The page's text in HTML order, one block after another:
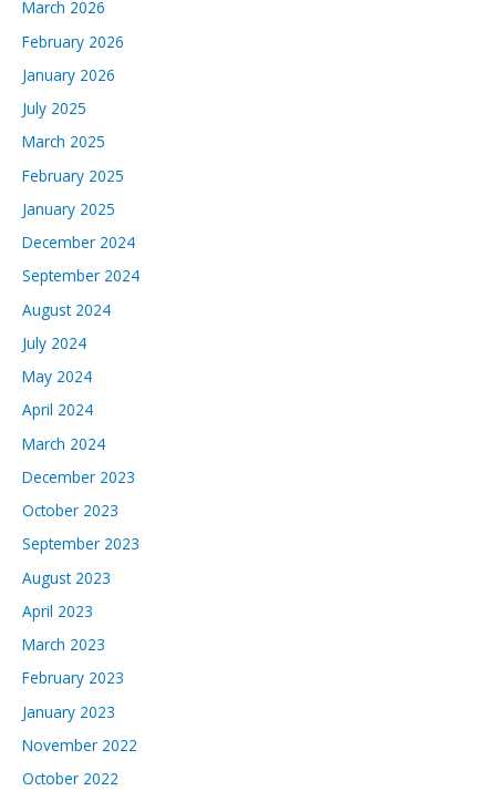
March 2026
February 2026
January 2026
July 2025
March 2025
February 2025
January 2025
December 2024
September 2024
August 2024
July 2024
May 2024
April 2024
March 2024
December 2023
October 2023
September 2023
August 2023
April 2023
March 2023
February 2023
January 2023
November 2022
October 2022